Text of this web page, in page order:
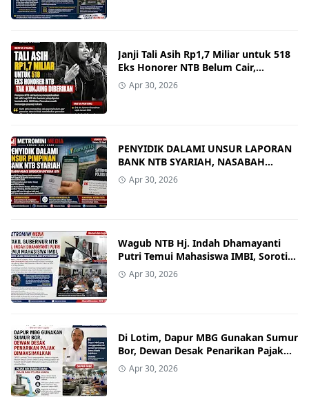
Janji Tali Asih Rp1,7 Miliar untuk 518
Eks Honorer NTB Belum Cair,
Pemprov: Masih Tunggu Payung
Hukum
Apr 30, 2026
PENYIDIK DALAMI UNSUR LAPORAN
BANK NTB SYARIAH, NASABAH
NGAKU DIRUGIKAN RATUSAN JUTA
Apr 30, 2026
Wagub NTB Hj. Indah Dhamayanti
Putri Temui Mahasiswa IMBI, Soroti
Jalan Rusak dan Blank Spot Internet
Apr 30, 2026
Di Lotim, Dapur MBG Gunakan Sumur
Bor, Dewan Desak Penarikan Pajak
Dimaksimalkan
Apr 30, 2026